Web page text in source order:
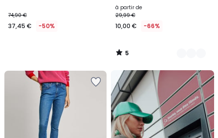
74,90 €
37,45 € -50%
à partir de
29,99 €
10,00 € -66%
5
/
Nouveau
Livraison
en
Locker
Mondial
Relay